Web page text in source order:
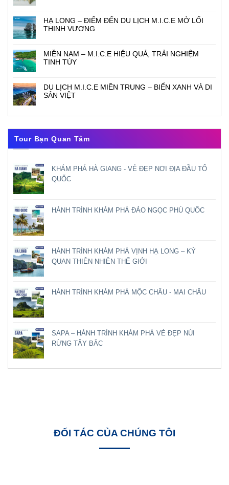
HẠ LONG – ĐIỂM ĐẾN DU LỊCH M.I.C.E MỞ LỐI
THỊNH VƯỢNG
MIỀN NAM – M.I.C.E HIỆU QUẢ, TRẢI NGHIỆM
TINH TÚY
DU LỊCH M.I.C.E MIỀN TRUNG – BIỂN XANH VÀ DI
SẢN VIỆT
Tour Bạn Quan Tâm
KHÁM PHÁ HÀ GIANG - VẺ ĐẸP NƠI ĐỊA ĐẦU TỔ
QUỐC
HÀNH TRÌNH KHÁM PHÁ ĐẢO NGỌC PHÚ QUỐC
HÀNH TRÌNH KHÁM PHÁ VỊNH HẠ LONG – KỲ
QUAN THIÊN NHIÊN THẾ GIỚI
HÀNH TRÌNH KHÁM PHÁ MỘC CHÂU - MAI CHÂU
SAPA – HÀNH TRÌNH KHÁM PHÁ VẺ ĐẸP NÚI
RỪNG TÂY BẮC
ĐỐI TÁC CỦA CHÚNG TÔI